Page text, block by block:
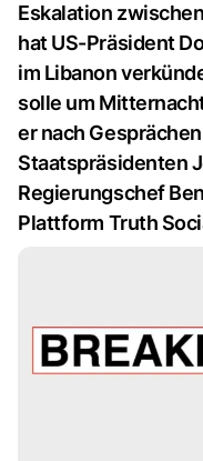
Eskalation
hat US-Präsident
im Libanon
solle um
er nach
Staatspräsidenten
Regierungschef
Plattform Truth